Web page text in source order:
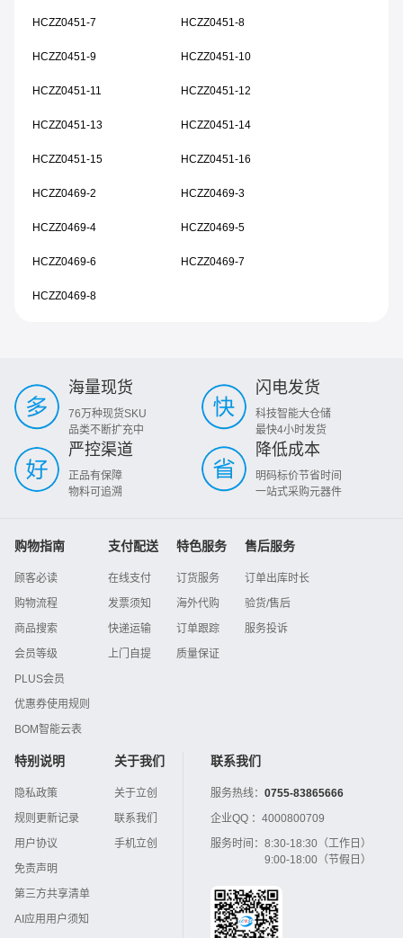
HCZZ0451-7 HCZZ0451-8
HCZZ0451-9 HCZZ0451-10
HCZZ0451-11 HCZZ0451-12
HCZZ0451-13 HCZZ0451-14
HCZZ0451-15 HCZZ0451-16
HCZZ0469-2 HCZZ0469-3
HCZZ0469-4 HCZZ0469-5
HCZZ0469-6 HCZZ0469-7
HCZZ0469-8
海量现货
76万种现货SKU
品类不断扩充中
闪电发货
科技智能大仓储
最快4小时发货
严控渠道
正品有保障
物料可追溯
降低成本
明码标价节省时间
一站式采购元器件
购物指南
顾客必读
购物流程
商品搜索
会员等级
PLUS会员
优惠券使用规则
BOM智能云表
支付配送
在线支付
发票须知
快递运输
上门自提
特色服务
订货服务
海外代购
订单跟踪
质量保证
售后服务
订单出库时长
验货/售后
服务投诉
特别说明
隐私政策
规则更新记录
用户协议
免责声明
第三方共享清单
AI应用用户须知
关于我们
关于立创
联系我们
手机立创
联系我们
服务热线： 0755-83865666
企业QQ ： 4000800709
服务时间： 8:30-18:30（工作日）
9:00-18:00（节假日）